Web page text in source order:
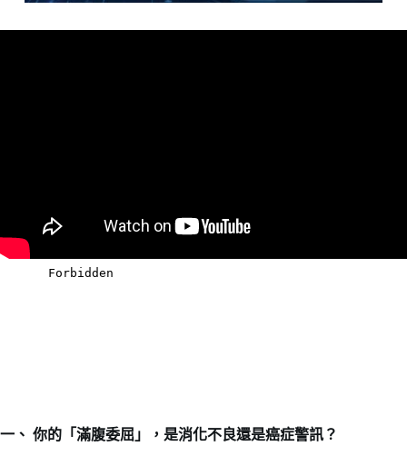
一、 你的「滿腹委屈」，是消化不良還是癌症警訊？